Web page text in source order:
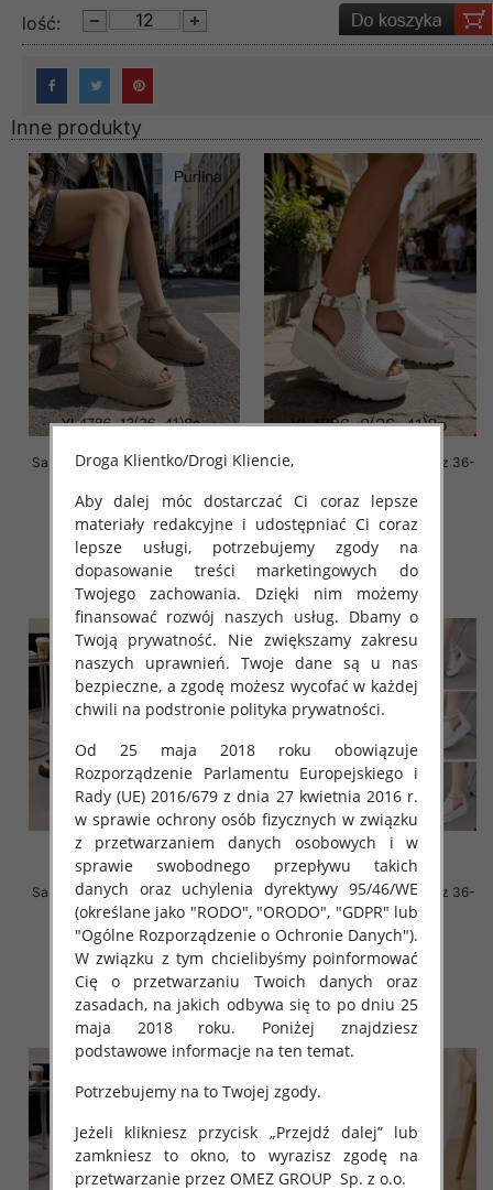
lość:
Inne produkty
Sandały płaskie damskie Roz 36-
62.00 zł
szczegóły
Sandały płaskie damskie Roz 36-
58.00 zł
szczegóły
Sandały płaskie damskie Roz 36-
41 / 8 par
58.00 zł
szczegóły
Sandały płaskie damskie Roz 36-
41 / 8 par
58.00 zł
szczegóły
Droga Klientko/Drogi Kliencie,
Aby dalej móc dostarczać Ci coraz lepsze
materiały redakcyjne i udostępniać Ci coraz
lepsze usługi, potrzebujemy zgody na
dopasowanie treści marketingowych do
Twojego zachowania. Dzięki nim możemy
finansować rozwój naszych usług. Dbamy o
Twoją prywatność. Nie zwiększamy zakresu
naszych uprawnień. Twoje dane są u nas
bezpieczne, a zgodę możesz wycofać w każdej
chwili na podstronie polityka prywatności.
Od 25 maja 2018 roku obowiązuje
Rozporządzenie Parlamentu Europejskiego i
Rady (UE) 2016/679 z dnia 27 kwietnia 2016 r.
w sprawie ochrony osób fizycznych w związku
z przetwarzaniem danych osobowych i w
sprawie swobodnego przepływu takich
danych oraz uchylenia dyrektywy 95/46/WE
(określane jako "RODO", "ORODO", "GDPR" lub
"Ogólne Rozporządzenie o Ochronie Danych").
W związku z tym chcielibyśmy poinformować
Cię o przetwarzaniu Twoich danych oraz
zasadach, na jakich odbywa się to po dniu 25
maja 2018 roku. Poniżej znajdziesz
podstawowe informacje na ten temat.
Potrzebujemy na to Twojej zgody.
Jeżeli klikniesz przycisk „Przejdź dalej” lub
zamkniesz to okno, to wyrazisz zgodę na
przetwarzanie przez OMEZ GROUP Sp. z o.o.